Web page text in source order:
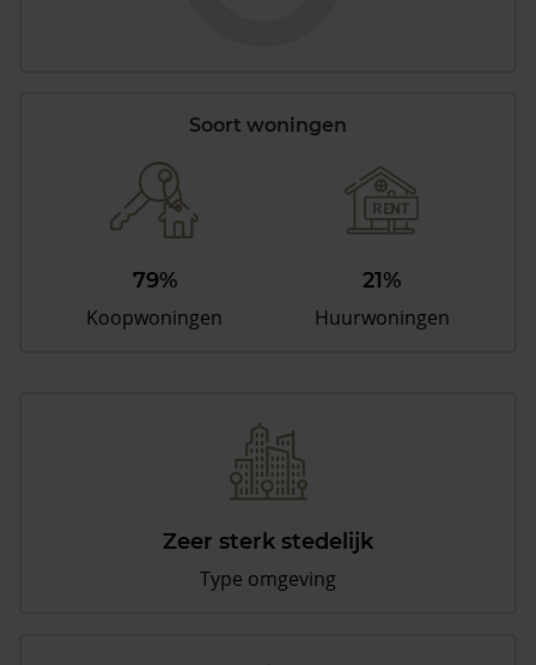
Soort woningen
79%
Koopwoningen
21%
Huurwoningen
Zeer sterk stedelijk
Type omgeving